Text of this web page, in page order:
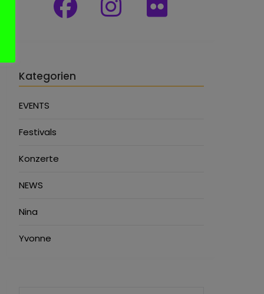
Kategorien
EVENTS
Festivals
Konzerte
NEWS
Nina
Yvonne